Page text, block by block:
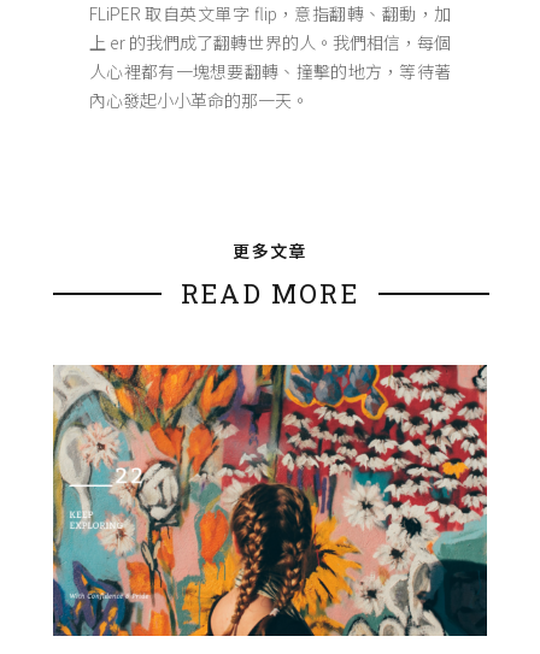
FLiPER 取自英文單字 flip，意指翻轉、翻動，加
上 er 的我們成了翻轉世界的人。我們相信，每個
人心裡都有一塊想要翻轉、撞擊的地方，等待著
內心發起小小革命的那一天。
更多文章
READ MORE